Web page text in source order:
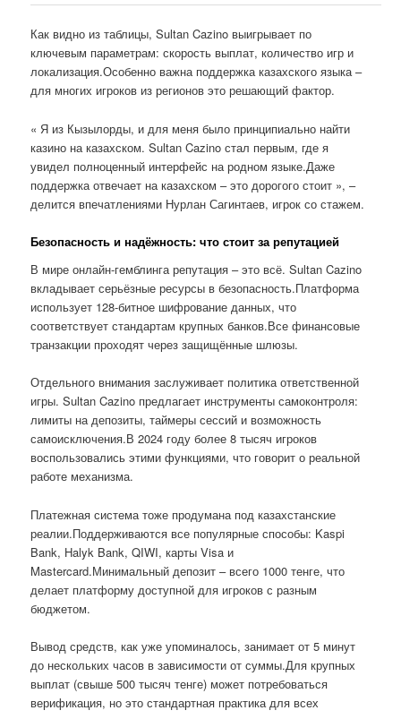
Как видно из таблицы, Sultan Cazino выигрывает по
ключевым параметрам: скорость выплат, количество игр и
локализация.Особенно важна поддержка казахского языка –
для многих игроков из регионов это решающий фактор.
« Я из Кызылорды, и для меня было принципиально найти
казино на казахском. Sultan Cazino стал первым, где я
увидел полноценный интерфейс на родном языке.Даже
поддержка отвечает на казахском – это дорогого стоит », –
делится впечатлениями Нурлан Сагинтаев, игрок со стажем.
Безопасность и надёжность: что стоит за репутацией
В мире онлайн-гемблинга репутация – это всё. Sultan Cazino
вкладывает серьёзные ресурсы в безопасность.Платформа
использует 128-битное шифрование данных, что
соответствует стандартам крупных банков.Все финансовые
транзакции проходят через защищённые шлюзы.
Отдельного внимания заслуживает политика ответственной
игры. Sultan Cazino предлагает инструменты самоконтроля:
лимиты на депозиты, таймеры сессий и возможность
самоисключения.В 2024 году более 8 тысяч игроков
воспользовались этими функциями, что говорит о реальной
работе механизма.
Платежная система тоже продумана под казахстанские
реалии.Поддерживаются все популярные способы: Kaspi
Bank, Halyk Bank, QIWI, карты Visa и
Mastercard.Минимальный депозит – всего 1000 тенге, что
делает платформу доступной для игроков с разным
бюджетом.
Вывод средств, как уже упоминалось, занимает от 5 минут
до нескольких часов в зависимости от суммы.Для крупных
выплат (свыше 500 тысяч тенге) может потребоваться
верификация, но это стандартная практика для всех